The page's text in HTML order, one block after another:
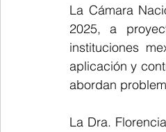
La Cámara
2025, a
instituciones
aplicación y
abordan
La Dra.